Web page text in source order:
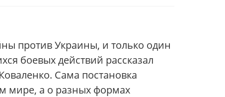
против Украины, и только один
боевых действий рассказал
Сама постановка
мире, а о разных формах